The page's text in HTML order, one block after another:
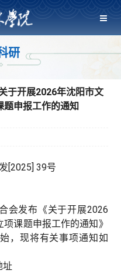
研
于开展2026年沈阳市文
申报工作的通知
[2025] 39号
会发布《关于开展2026
课题申报工作的通知》
，现将有关事项通知如
址